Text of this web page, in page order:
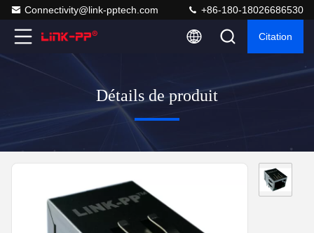
Connectivity@link-pptech.com +86-180-18026686530
Citation
Détails de produit